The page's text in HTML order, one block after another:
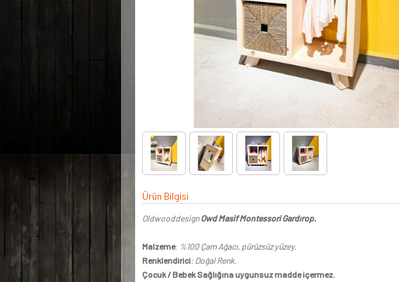
Ürün Bilgisi
OldwooddesignOwd Masif Montessori Gardırop.
Malzeme: %100 Çam Ağacı, pürüzsüz yüzey.
Renklendirici: Doğal Renk.
Çocuk / Bebek Sağlığına uygunsuz madde içermez.